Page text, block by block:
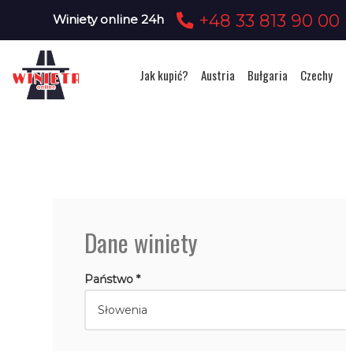
Winiety online 24h +48 33 813 90 00
Jak kupić? Austria Bułgaria Czechy
Dane winiety
Państwo *